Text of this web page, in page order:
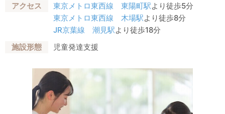
アクセス
東京メトロ東西線 東陽町駅より徒歩5分
東京メトロ東西線
木場駅より徒歩8分
JR京葉線
潮見駅より徒歩18分
施設形態
児童発達支援